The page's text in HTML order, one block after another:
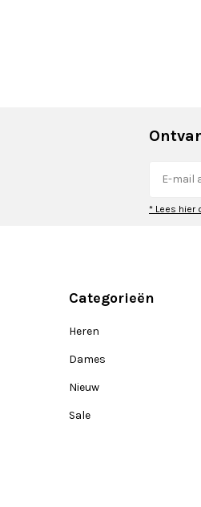
* Lees hier
Categorieën
Heren
Dames
Nieuw
Sale